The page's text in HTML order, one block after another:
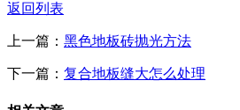
返回列表
上一篇： 黑色地板砖抛光方法
下一篇： 复合地板缝大怎么处理